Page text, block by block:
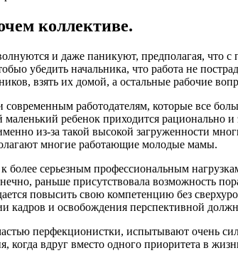
коллективе.
и даже паникуют, предполагая, что с
убедить начальника, что работа не
взять их домой, а остальные рабочие
современным работодателям, которые все
ребенок приходится рационально
из-за такой высокой загруженности
многие работающие молодые мамы.
более серьезным профессиональным
раньше присутствовала возможность
повысить свою компетенцию без
кадров и освобождения перспективной
перфекционистки, испытывают очень
когда вдруг вместо одного приоритета в